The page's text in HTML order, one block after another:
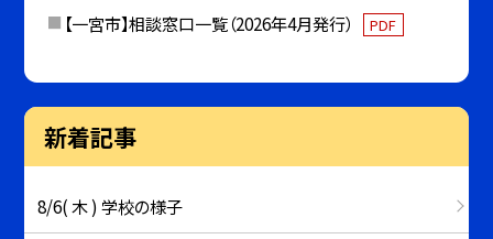
【一宮市】相談窓口一覧（2026年4月発行） PDF
新着記事
8/6( 木 ) 学校の様子